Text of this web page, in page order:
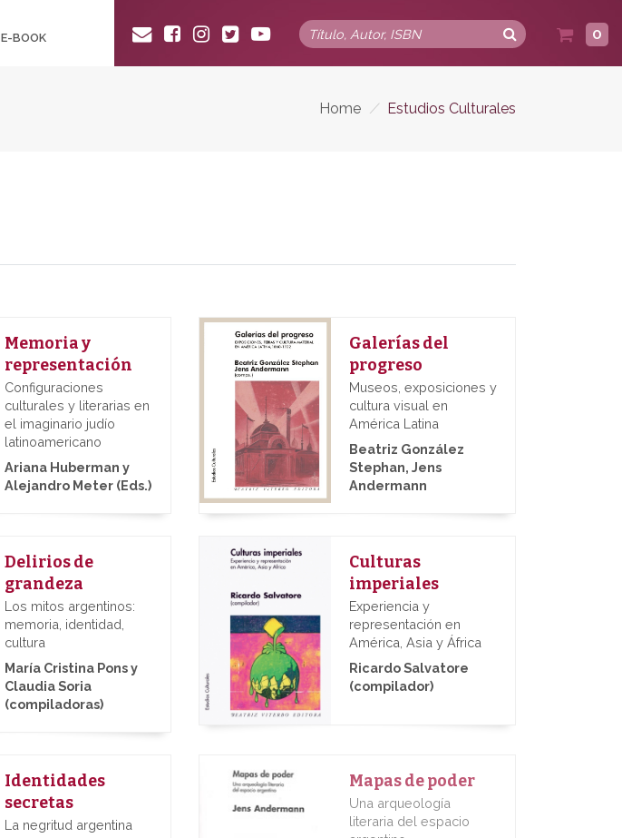
E-BOOK 0
Home / Estudios Culturales
Memoria y
representación
Configuraciones
culturales y literarias en
el imaginario judío
latinoamericano
Ariana Huberman y
Alejandro Meter (Eds.)
Galerías del
progreso
Museos, exposiciones y
cultura visual en
América Latina
Beatriz González
Stephan, Jens
Andermann
Delirios de
grandeza
Los mitos argentinos:
memoria, identidad,
cultura
María Cristina Pons y
Claudia Soria
(compiladoras)
Culturas
imperiales
Experiencia y
representación en
América, Asia y África
Ricardo Salvatore
(compilador)
Identidades
secretas
La negritud argentina
Mapas de poder
Una arqueología
literaria del espacio